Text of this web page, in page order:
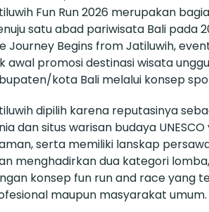
Fun Run 2026 merupakan
satu abad pariwisata Bali pada
Journey Begins from Jatiluwih,
awal promosi destinasi wisata
kota Bali melalui konsep
dipilih karena reputasinya
dan situs warisan budaya
serta memiliki lanskap
menghadirkan dua kategori lomba,
konsep fun run and race yang
maupun masyarakat umum.